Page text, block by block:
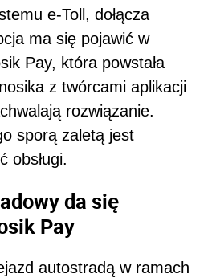
e-Toll, dołącza
ma się pojawić w
Pay, która powstała
z twórcami aplikacji
rozwiązanie.
sporą zaletą jest
obsługi.
da się
Pay
autostradą w ramach